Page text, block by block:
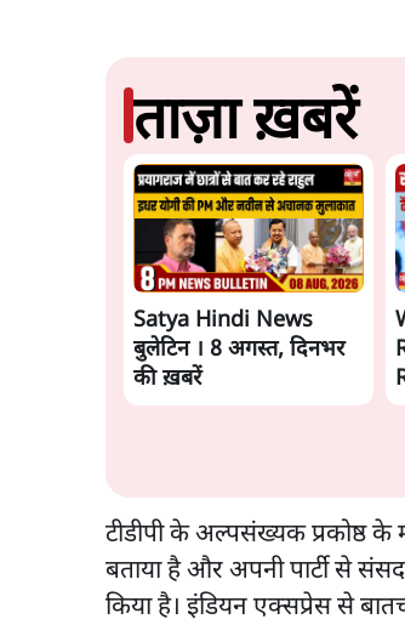
ताज़ा ख़बरें
Satya Hindi News
बुलेटिन । 8 अगस्त, दिनभर
की ख़बरें
टीडीपी के अल्पसंख्यक प्रकोष्ठ
बताया है और अपनी पार्टी से
किया है। इंडियन एक्सप्रेस से